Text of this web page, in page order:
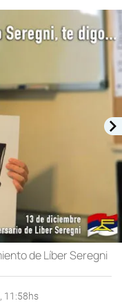
de Líber Seregni
11:58hs